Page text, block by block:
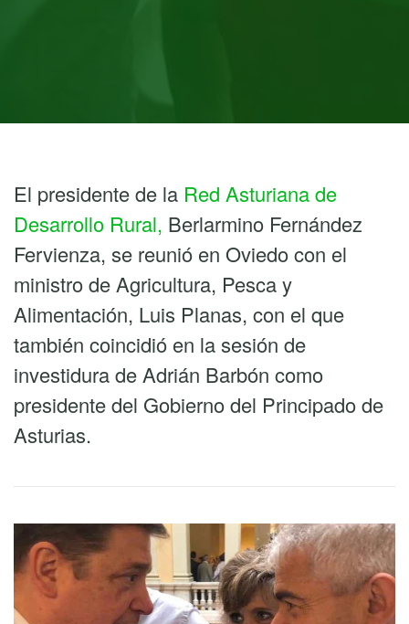
El presidente de la Red Asturiana de
Desarrollo Rural, Berlarmino Fernández
Fervienza, se reunió en Oviedo con el
ministro de Agricultura, Pesca y
Alimentación, Luis Planas, con el que
también coincidió en la sesión de
investidura de Adrián Barbón como
presidente del Gobierno del Principado de
Asturias.